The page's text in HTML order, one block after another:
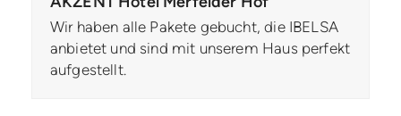
Wir haben alle Pakete gebucht, die IBELSA
anbietet und sind mit unserem Haus perfekt
aufgestellt.